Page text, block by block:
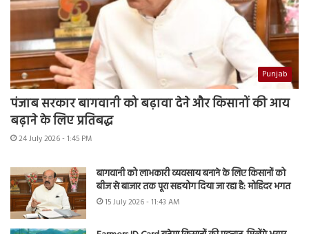
Punjab
पंजाब सरकार बागवानी को बढ़ावा देने और किसानों की आय
बढ़ाने के लिए प्रतिबद्ध
24 July 2026 - 1:45 PM
बागवानी को लाभकारी व्यवसाय बनाने के लिए किसानों को
बीज से बाजार तक पूरा सहयोग दिया जा रहा है: मोहिंदर भगत
15 July 2026 - 11:43 AM